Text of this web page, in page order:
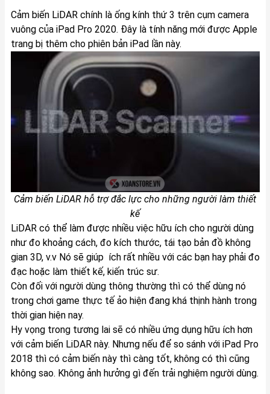
Cảm biến LiDAR chính là ống kính thứ 3 trên cụm camera
vuông của iPad Pro 2020. Đây là tính năng mới được Apple
trang bị thêm cho phiên bản iPad lần này.
Cảm biến LiDAR hỗ trợ đắc lực cho những người làm thiết
kế
LiDAR có thể làm được nhiều việc hữu ích cho người dùng
như đo khoảng cách, đo kích thước, tái tạo bản đồ không
gian 3D, v.v Nó sẽ giúp ích rất nhiều với các bạn hay phải đo
đạc hoặc làm thiết kế, kiến trúc sư.
Còn đối với người dùng thông thường thì có thể dùng nó
trong chơi game thực tế ảo hiện đang khá thịnh hành trong
thời gian hiện nay.
Hy vọng trong tương lai sẽ có nhiều ứng dụng hữu ích hơn
với cảm biến LiDAR này. Nhưng nếu để so sánh với iPad Pro
2018 thì có cảm biến này thì càng tốt, không có thì cũng
không sao. Không ảnh hưởng gì đến trải nghiệm người dùng.